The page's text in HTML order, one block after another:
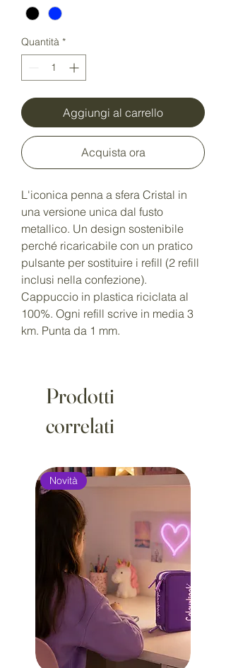
Quantità *
Aggiungi al carrello
Acquista ora
L'iconica penna a sfera Cristal in
una versione unica dal fusto
metallico. Un design sostenibile
perché ricaricabile con un pratico
pulsante per sostituire i refill (2 refill
inclusi nella confezione).
Cappuccio in plastica riciclata al
100%. Ogni refill scrive in media 3
km. Punta da 1 mm.
Prodotti
correlati
Novità